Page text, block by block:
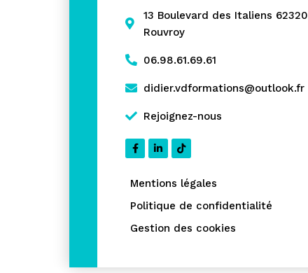
13 Boulevard des Italiens 62320
Rouvroy
06.98.61.69.61
didier.vdformations@outlook.fr
Rejoignez-nous
Mentions légales
Politique de confidentialité
Gestion des cookies